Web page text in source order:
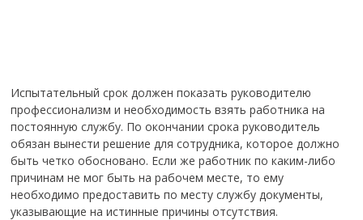
Испытательный срок должен показать руководителю
профессионализм и необходимость взять работника на
постоянную службу. По окончании срока руководитель
обязан вынести решение для сотрудника, которое должно
быть четко обосновано. Если же работник по каким-либо
причинам не мог быть на рабочем месте, то ему
необходимо предоставить по месту службу документы,
указывающие на истинные причины отсутствия.